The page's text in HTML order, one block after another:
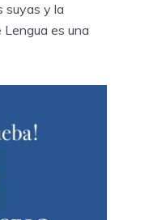
suyas y la
es una